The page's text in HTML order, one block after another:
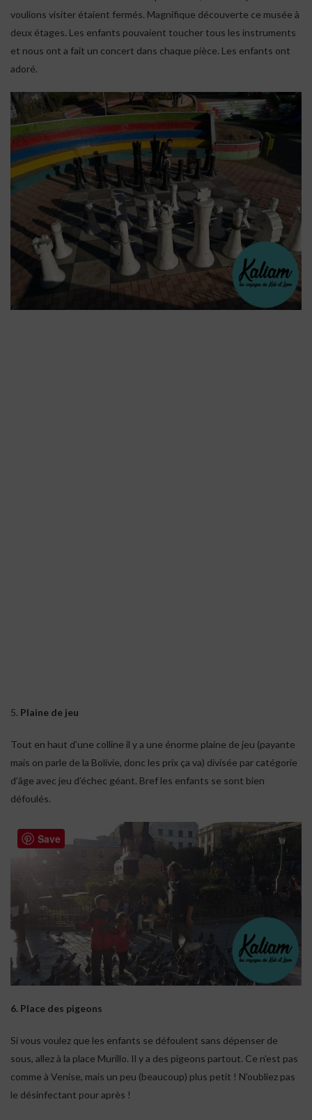
voulions visiter étaient fermés. Magnifique découverte ce musée à
deux étages. Les enfants pouvaient toucher tous les instruments
et nous ont a fait un concert dans chaque pièce. Les enfants ont
adoré.
5. Plaine de jeu
Tout en haut d’une colline il y a une énorme plaine de jeu (payante
mais on parle de la Bolivie, donc les prix ça va) divisée par catégorie
d’âge avec jeu d’échec géant. Bref les enfants se sont bien
défoulés.
6. Place des pigeons
Si vous voulez que les enfants se défoulent sans dépenser de
sous, allez à la place Murillo. Il y a des pigeons partout. Ce n’est pas
comme à Venise, mais un peu (beaucoup) plus petit ! N’oubliez pas
le désinfectant pour après !
Save